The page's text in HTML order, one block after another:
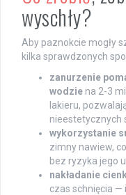
wyschły?
Aby paznokcie mogły
kilka sprawdzonych
zanurzenie
wodzie na 2-3
lakieru,
nieestetycznych
wykorzystanie
zimny nawiew,
bez ryzyka jego
nakładanie
czas schnięcia